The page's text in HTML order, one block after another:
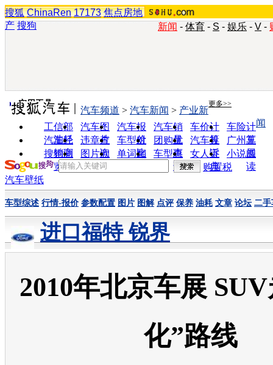
搜狐 ChinaRen 17173 焦点房地
产 搜狗 新闻 - 体育 - S - 娱乐 - V -
实用工具 更多>>
工信部
油耗
汽车图
片
汽车报
价
汽车销
量
车价计
算
车险计
算
汽车经
销商
违章查
询
车型对
比
团购优
惠
汽车投
诉
广州车
展
搜狗浏
览器
图片欣
赏
单词翻
车型查
询
女人宝
典
小说阅
读
汽车频道 > 汽车新闻 > 产业新
闻
购置税
汽车壁纸
车型综述 行情-报价 参数配置 图片 图解 点评 保养 油耗 文章 论坛 二手
进口福特 锐界
2010年北京车展
化”路线